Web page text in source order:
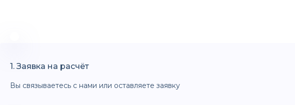
1. Заявка на расчёт
Вы связываетесь с нами или оставляете заявку